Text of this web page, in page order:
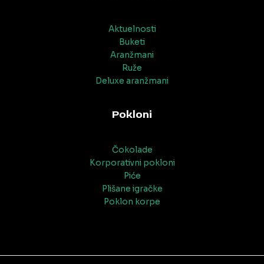
Aktuelnosti
Buketi
Aranžmani
Ruže
Deluxe aranžmani
Pokloni
Čokolade
Korporativni pokloni
Piće
Plišane igračke
Poklon korpe